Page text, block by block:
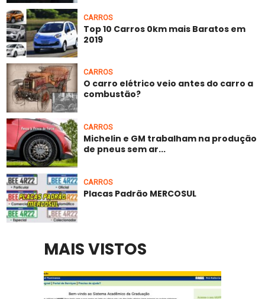
CARROS
Top 10 Carros 0km mais Baratos em
2019
CARROS
O carro elétrico veio antes do carro a
combustão?
CARROS
Michelin e GM trabalham na produção
de pneus sem ar...
CARROS
Placas Padrão MERCOSUL
MAIS VISTOS